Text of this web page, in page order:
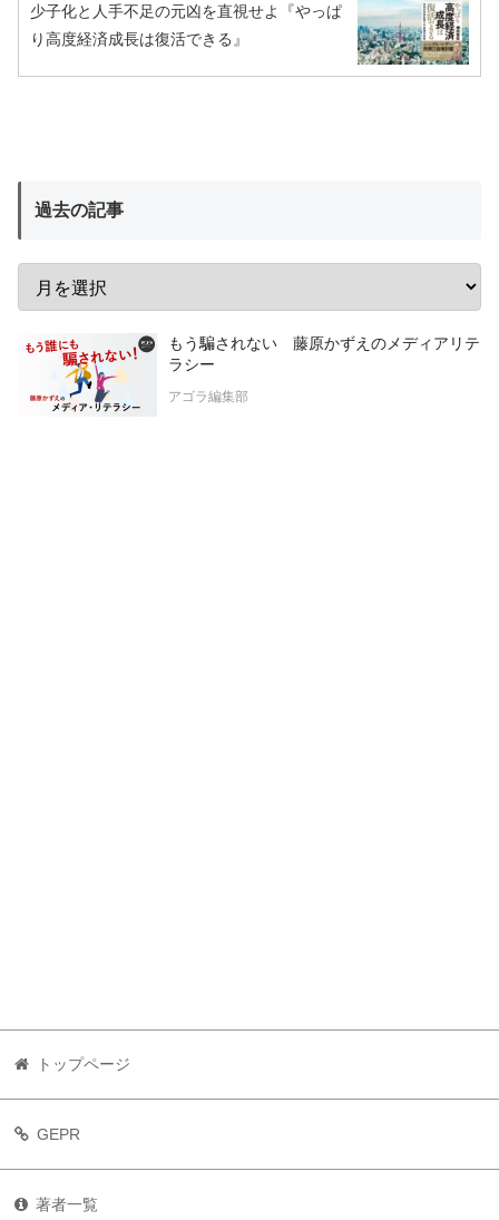
少子化と人手不足の元凶を直視せよ『やっぱ
り高度経済成長は復活できる』
過去の記事
もう騙されない 藤原かずえのメディアリテ
ラシー
アゴラ編集部
トップページ
GEPR
著者一覧